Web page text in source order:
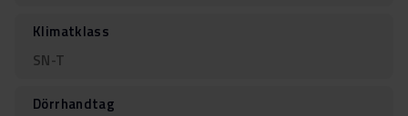
Klimatklass
SN-T
Dörrhandtag